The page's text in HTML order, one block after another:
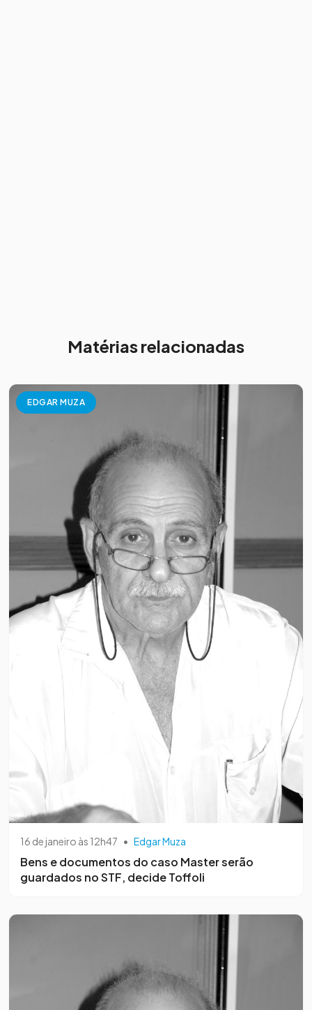
Matérias relacionadas
EDGAR MUZA
16 de janeiro às 12h47 • Edgar Muza
Bens e documentos do caso Master serão
guardados no STF, decide Toffoli